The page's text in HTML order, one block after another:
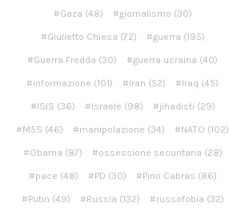
Gaza (48) giornalismo (30)
Giulietto Chiesa (72) guerra (195)
Guerra Fredda (30) guerra ucraina (40)
informazione (101) Iran (52) Iraq (45)
ISIS (36) Israele (98) jihadisti (29)
M5S (46) manipolazione (34) NATO (102)
Obama (87) ossessione securitaria (28)
pace (48) PD (30) Pino Cabras (86)
Putin (49) Russia (132) russofobia (32)